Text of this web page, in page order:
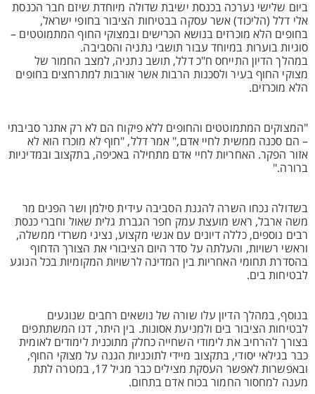
ביום שלישי נערכה בכנסת ישיבת שדולה מיוחדת שיזם חבר הכנסת
אלי דלל (הליכוד) אשר עסקה בבטיחות הציבור בחופי ישראל,
בחופים הלא מוכרזים בנושא הכרישים ובמצוקי החוף המתמוטטים –
סוגיות בוערות במיוחד עבור תושבי נתניה והסביבה.
במהלך הדיון התייחס ח"כ דלל, תושב נתניה, למצב החמור של
מצוקי החוף בעיר ולסכנות הרבות אשר אורבות למתרחצים בחופים
הלא מוכרזים.
"המצוקים המתמוטטים והחופים ללא פיקוח הם לא רק אתגר סביבתי
– הם סכנה ממשית לחיי אדם," אמר דלל, "חוף לא מוכרז הוא לא
אזור הפקר. האחריות לחיי אדם מתחילה באכיפה, בתקצוב ובמדיניות
ברורה."
בשדולה נכחו השרה להגנת הסביבה עידית סילמן ושר הפנים מר
משה ארבל, ראש מועצת עמק חפר הגברת גלית שאול וחברי כנסת
רבים נוספים, כללה דיונים עם אנשי מקצוע, נציגי משרדי ממשלה,
וראשי רשויות, והעלתה על סדר היום הציבורי את הצורך הדחוף
בהסדרת תחומי האחריות בין המדינה לרשויות המקומיות בכל הנוגע
לבטיחות בים.
בנוסף, במהלך הדיון עלו שורה של נושאים רחבים שנוגעים
לבטיחות הציבור בים ולמניעת אסונות. בין היתר, דנו המשתתפים
בצורך להרחיב את לימודי השחייה כחלק מתוכנית לימודים לאומית
כבר בגילאי יסודי, בתקצוב מיידי לתוכניות הגנה על מצוקי החוף,
ובאפשרות לאפשר העסקת מצילים כבר מגיל 17, במטרה לתת
מענה למחסור החמור בכוח אדם בתחום.